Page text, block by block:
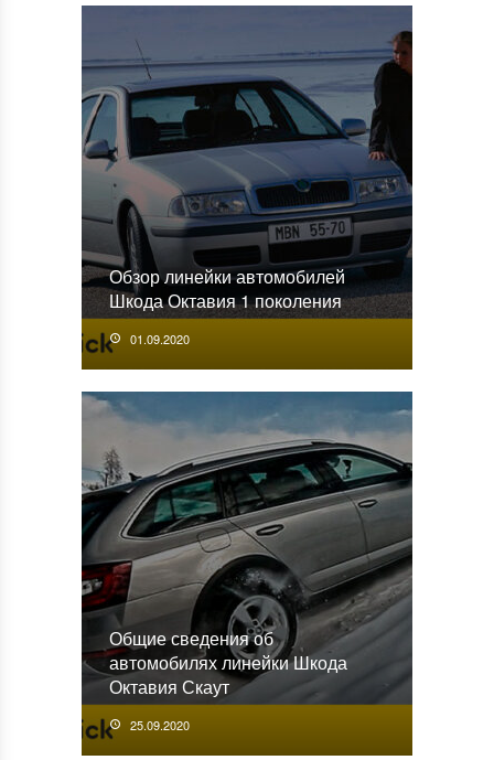
Обзор линейки автомобилей
Шкода Октавия 1 поколения
01.09.2020
Общие сведения об
автомобилях линейки Шкода
Октавия Скаут
25.09.2020